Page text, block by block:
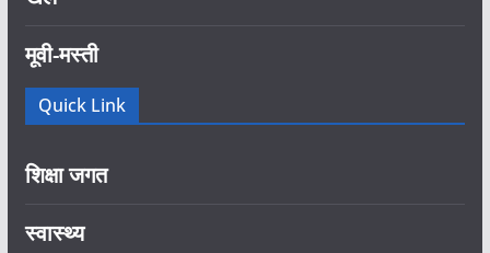
मूवी-मस्ती
Quick Link
शिक्षा जगत
स्वास्थ्य